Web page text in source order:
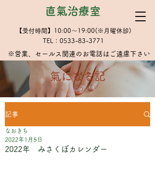
直氣治療室
【受付時間】10:00～19:00(※月曜休診)
TEL：0533-83-3771
※​営業、セールス関連のお電話はご遠慮下さい
​氣になる記
記事
2022年 みさくぼカレンダー
なおきち
2022年1月5日